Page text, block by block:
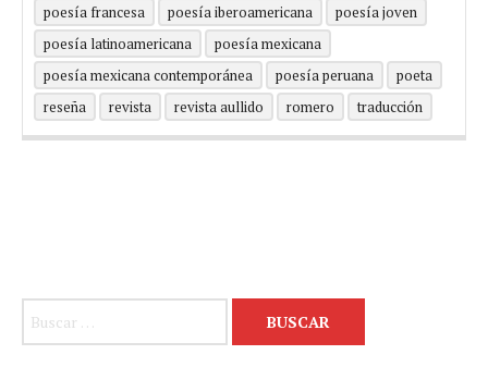
poesía francesa
poesía iberoamericana
poesía joven
poesía latinoamericana
poesía mexicana
poesía mexicana contemporánea
poesía peruana
poeta
reseña
revista revista aullido romero traducción